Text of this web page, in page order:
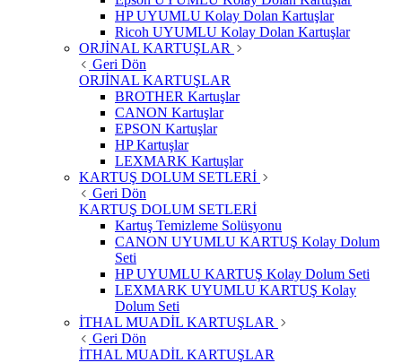
HP UYUMLU Kolay Dolan Kartuşlar
Ricoh UYUMLU Kolay Dolan Kartuşlar
ORJİNAL KARTUŞLAR
Geri Dön
ORJİNAL KARTUŞLAR
BROTHER Kartuşlar
CANON Kartuşlar
EPSON Kartuşlar
HP Kartuşlar
LEXMARK Kartuşlar
KARTUŞ DOLUM SETLERİ
Geri Dön
KARTUŞ DOLUM SETLERİ
Kartuş Temizleme Solüsyonu
CANON UYUMLU KARTUŞ Kolay Dolum
Seti
HP UYUMLU KARTUŞ Kolay Dolum Seti
LEXMARK UYUMLU KARTUŞ Kolay
Dolum Seti
İTHAL MUADİL KARTUŞLAR
Geri Dön
İTHAL MUADİL KARTUŞLAR